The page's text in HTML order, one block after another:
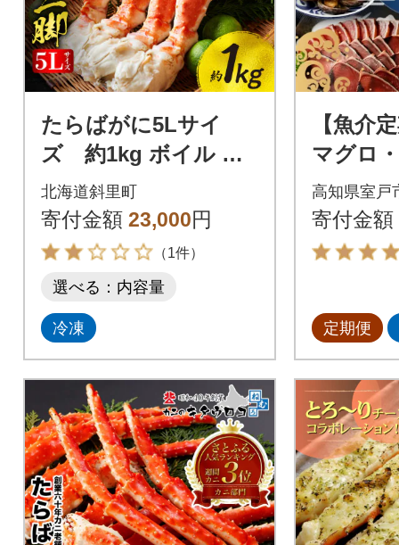
たらばがに5Lサイ
ズ 約1kg ボイル 脚
北海道加工
北海道斜里町
寄付金額 23,000円
（1件）
選べる：内容量
冷凍
【魚介
マグロ
かつお
介類加
セット
高知県室戸
寄付金額
定期便